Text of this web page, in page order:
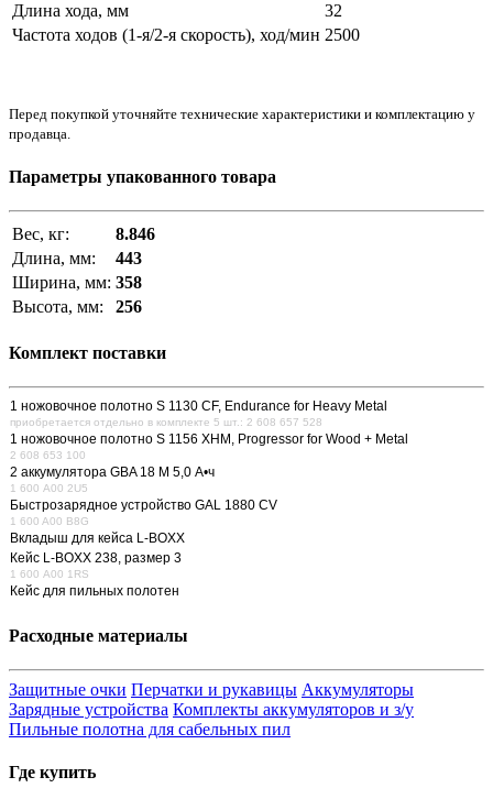
Длина хода, мм
32
Частота ходов (1-я/2-я скорость), ход/мин 2500
Перед покупкой уточняйте технические характеристики и комплектацию у
продавца.
Параметры упакованного товара
Вес, кг:
8.846
Длина, мм:
443
Ширина, мм: 358
Высота, мм:
256
Комплект поставки
1 ножовочное полотно S 1130 CF, Endurance for Heavy Metal
приобретается отдельно в комплекте 5 шт.: 2 608 657 528
1 ножовочное полотно S 1156 XHM, Progressor for Wood + Metal
2 608 653 100
2 аккумулятора GBA 18 М 5,0 А•ч
1 600 A00 2U5
Быстрозарядное устройство GAL 1880 CV
1 600 A00 B8G
Вкладыш для кейса L-BOXX
Кейс L-BOXX 238, размер 3
1 600 A00 1RS
Кейс для пильных полотен
Расходные материалы
Защитные очки Перчатки и рукавицы Аккумуляторы
Зарядные устройства Комплекты аккумуляторов и з/у
Пильные полотна для сабельных пил
Где купить